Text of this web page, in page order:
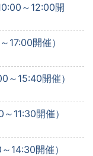
～12:00開
17:00開催）
～15:40開催）
11:30開催）
14:30開催）